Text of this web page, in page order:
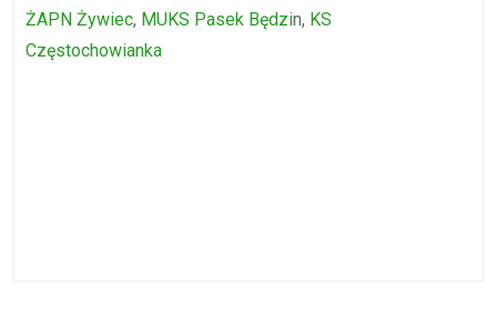
ŻAPN Żywiec, MUKS Pasek Będzin, KS
Częstochowianka